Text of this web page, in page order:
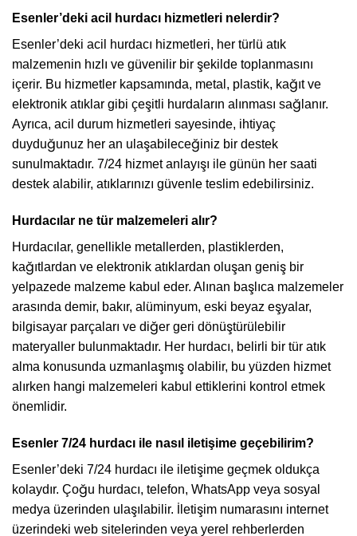
Esenler’deki acil hurdacı hizmetleri nelerdir?
Esenler’deki acil hurdacı hizmetleri, her türlü atık
malzemenin hızlı ve güvenilir bir şekilde toplanmasını
içerir. Bu hizmetler kapsamında, metal, plastik, kağıt ve
elektronik atıklar gibi çeşitli hurdaların alınması sağlanır.
Ayrıca, acil durum hizmetleri sayesinde, ihtiyaç
duyduğunuz her an ulaşabileceğiniz bir destek
sunulmaktadır. 7/24 hizmet anlayışı ile günün her saati
destek alabilir, atıklarınızı güvenle teslim edebilirsiniz.
Hurdacılar ne tür malzemeleri alır?
Hurdacılar, genellikle metallerden, plastiklerden,
kağıtlardan ve elektronik atıklardan oluşan geniş bir
yelpazede malzeme kabul eder. Alınan başlıca malzemeler
arasında demir, bakır, alüminyum, eski beyaz eşyalar,
bilgisayar parçaları ve diğer geri dönüştürülebilir
materyaller bulunmaktadır. Her hurdacı, belirli bir tür atık
alma konusunda uzmanlaşmış olabilir, bu yüzden hizmet
alırken hangi malzemeleri kabul ettiklerini kontrol etmek
önemlidir.
Esenler 7/24 hurdacı ile nasıl iletişime geçebilirim?
Esenler’deki 7/24 hurdacı ile iletişime geçmek oldukça
kolaydır. Çoğu hurdacı, telefon, WhatsApp veya sosyal
medya üzerinden ulaşılabilir. İletişim numarasını internet
üzerindeki web sitelerinden veya yerel rehberlerden